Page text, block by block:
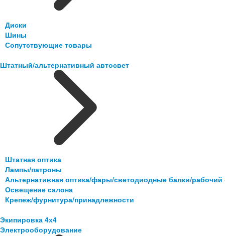
Диски
Шины
Сопутствующие товары
Штатный/альтернативный автосвет
Штатная оптика
Лампы/патроны
Альтернативная оптика/фары/светодиодные балки/рабочий
Освещение салона
Крепеж/фурнитура/принадлежности
Экипировка 4х4
Электрооборудование